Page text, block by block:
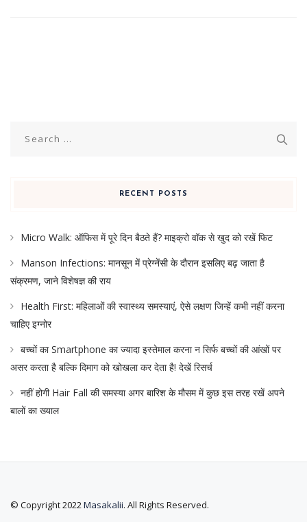
RECENT POSTS
Micro Walk: ऑफिस में पूरे दिन बैठते हैं? माइक्रो वॉक से खुद को रखें फिट
Manson Infections: मानसून में प्रेग्नेंसी के दौरान इसलिए बढ़ जाता है
संक्रमण, जाने विशेषज्ञ की राय
Health First: महिलाओं की स्वास्थ्य समस्याएं, ऐसे लक्षण जिन्हें कभी नहीं करना
चाहिए इग्नोर
बच्चों का Smartphone का ज्यादा इस्तेमाल करना न सिर्फ बच्चों की आंखों पर
असर करता है बल्कि दिमाग को खोखला कर देता है! देखें रिसर्च
नहीं होगी Hair Fall की समस्या अगर बारिश के मौसम में कुछ इस तरह रखें अपने
बालों का ख्याल
© Copyright 2022Masakalii. All Rights Reserved.